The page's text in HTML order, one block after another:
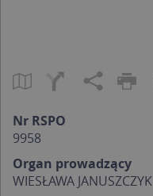
Nr RSPO
9958
Organ prowadzący
WIESŁAWA JANUSZCZYK